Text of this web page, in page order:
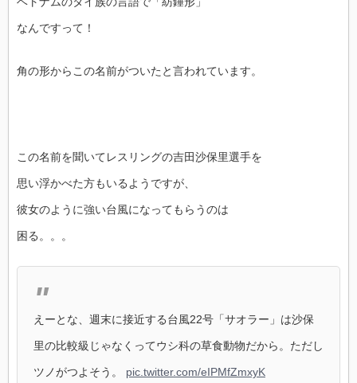
なんですって！
角の形からこの名前がついたと言われています。
この名前を聞いてレスリングの吉田沙保里選手を
思い浮かべた方もいるようですが、
彼女のように強い台風になってもらうのは
困る。。。
えーとな、週末に接近する台風22号「サオラー」は沙保
里の比較級じゃなくってウシ科の草食動物だから。ただし
ツノがつよそう。 pic.twitter.com/eIPMfZmxyK